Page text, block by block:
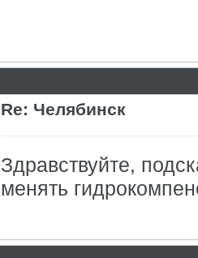
Re: Челябинск
Здравствуйте,
менять